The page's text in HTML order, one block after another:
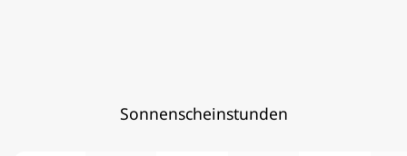
Sonnenscheinstunden